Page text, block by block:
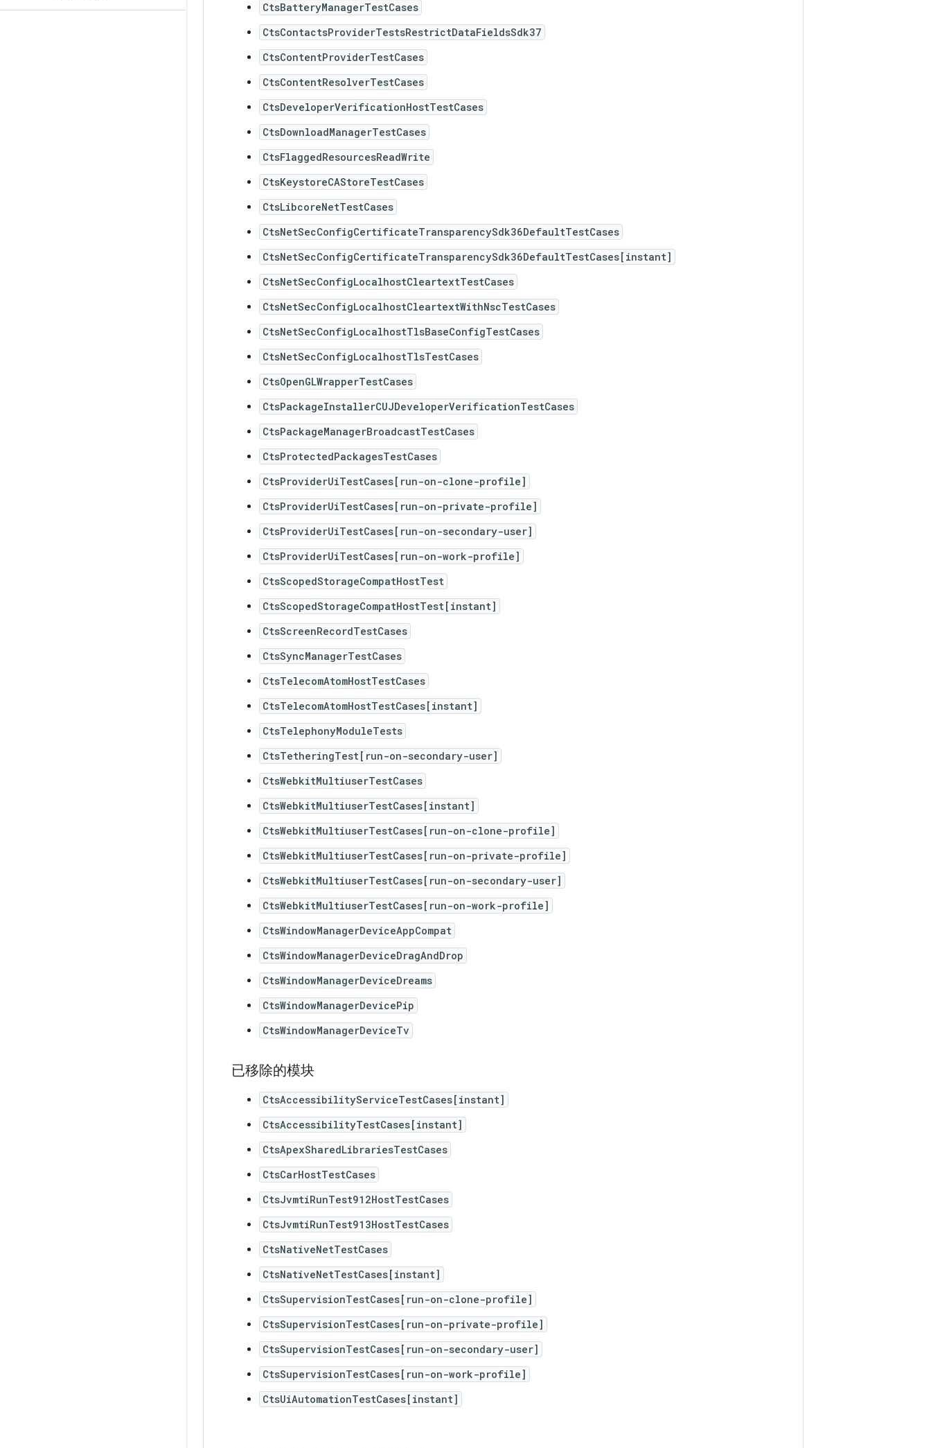
CtsBatteryManagerTestCases
CtsContactsProviderTestsRestrictDataFieldsSdk37
CtsContentProviderTestCases
CtsContentResolverTestCases
CtsDeveloperVerificationHostTestCases
CtsDownloadManagerTestCases
CtsFlaggedResourcesReadWrite
CtsKeystoreCAStoreTestCases
CtsLibcoreNetTestCases
CtsNetSecConfigCertificateTransparencySdk36DefaultTestCases
CtsNetSecConfigCertificateTransparencySdk36DefaultTestCases[instant]
CtsNetSecConfigLocalhostCleartextTestCases
CtsNetSecConfigLocalhostCleartextWithNscTestCases
CtsNetSecConfigLocalhostTlsBaseConfigTestCases
CtsNetSecConfigLocalhostTlsTestCases
CtsOpenGLWrapperTestCases
CtsPackageInstallerCUJDeveloperVerificationTestCases
CtsPackageManagerBroadcastTestCases
CtsProtectedPackagesTestCases
CtsProviderUiTestCases[run-on-clone-profile]
CtsProviderUiTestCases[run-on-private-profile]
CtsProviderUiTestCases[run-on-secondary-user]
CtsProviderUiTestCases[run-on-work-profile]
CtsScopedStorageCompatHostTest
CtsScopedStorageCompatHostTest[instant]
CtsScreenRecordTestCases
CtsSyncManagerTestCases
CtsTelecomAtomHostTestCases
CtsTelecomAtomHostTestCases[instant]
CtsTelephonyModuleTests
CtsTetheringTest[run-on-secondary-user]
CtsWebkitMultiuserTestCases
CtsWebkitMultiuserTestCases[instant]
CtsWebkitMultiuserTestCases[run-on-clone-profile]
CtsWebkitMultiuserTestCases[run-on-private-profile]
CtsWebkitMultiuserTestCases[run-on-secondary-user]
CtsWebkitMultiuserTestCases[run-on-work-profile]
CtsWindowManagerDeviceAppCompat
CtsWindowManagerDeviceDragAndDrop
CtsWindowManagerDeviceDreams
CtsWindowManagerDevicePip
CtsWindowManagerDeviceTv
已移除的模块
CtsAccessibilityServiceTestCases[instant]
CtsAccessibilityTestCases[instant]
CtsApexSharedLibrariesTestCases
CtsCarHostTestCases
CtsJvmtiRunTest912HostTestCases
CtsJvmtiRunTest913HostTestCases
CtsNativeNetTestCases
CtsNativeNetTestCases[instant]
CtsSupervisionTestCases[run-on-clone-profile]
CtsSupervisionTestCases[run-on-private-profile]
CtsSupervisionTestCases[run-on-secondary-user]
CtsSupervisionTestCases[run-on-work-profile]
CtsUiAutomationTestCases[instant]